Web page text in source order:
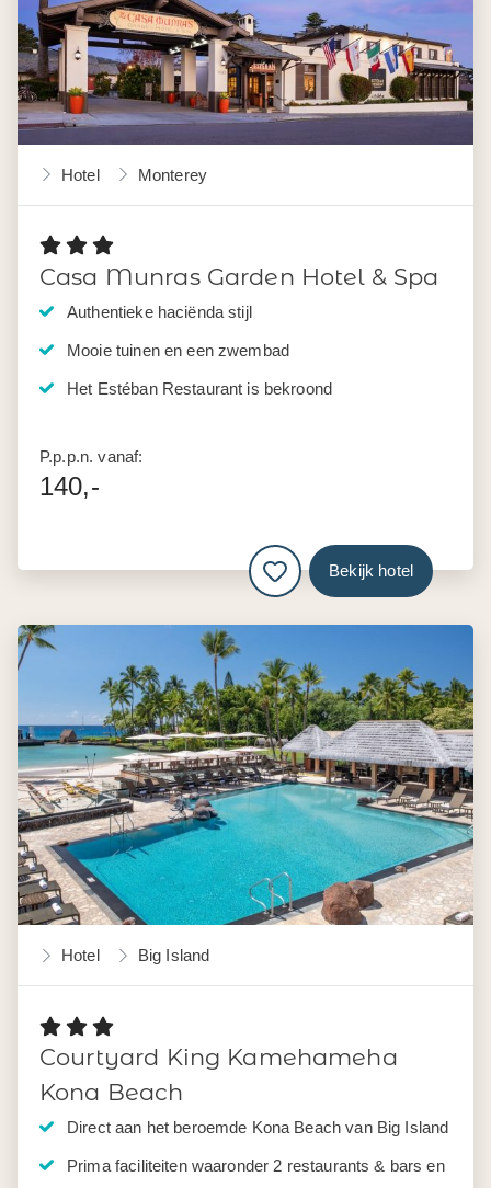
Hotel Monterey
Casa Munras Garden Hotel & Spa
Authentieke haciënda stijl
Mooie tuinen en een zwembad
Het Estéban Restaurant is bekroond
P.p.p.n. vanaf:
140,-
Bekijk hotel
Hotel Big Island
Courtyard King Kamehameha
Kona Beach
Direct aan het beroemde Kona Beach van Big Island
Prima faciliteiten waaronder 2 restaurants & bars en